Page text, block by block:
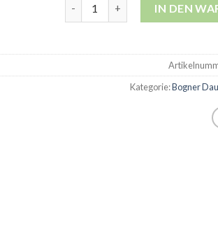
IN DEN
Kategorie:Bogner